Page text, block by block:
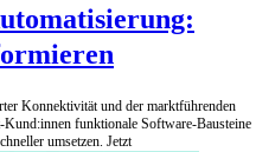
Konnektivität und der marktführenden
funktionale Software-Bausteine
umsetzen. Jetzt